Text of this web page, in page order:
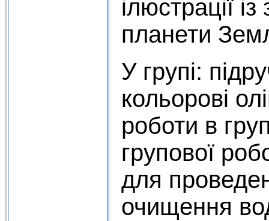
ілюстрації
планети
У групі:
кольорові
роботи в
групової
для
очищення